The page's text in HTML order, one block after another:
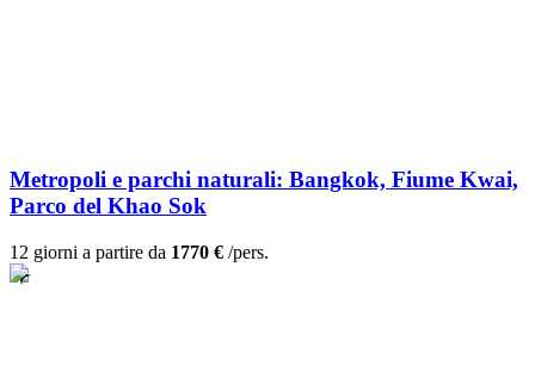
Metropoli e parchi naturali: Bangkok, Fiume Kwai,
Parco del Khao Sok
12 giorni a partire da 1770 € /pers.